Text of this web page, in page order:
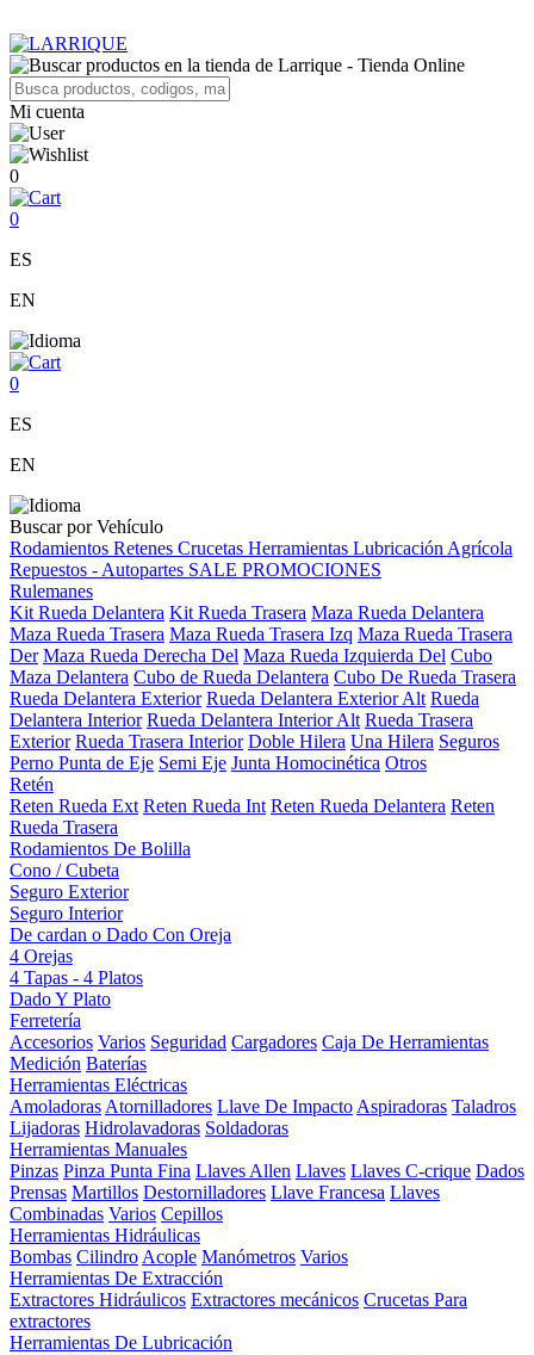
Mi cuenta
0
0
ES
EN
0
ES
EN
Buscar por Vehículo
Rodamientos Retenes Crucetas Herramientas Lubricación Agrícola
Repuestos - Autopartes SALE PROMOCIONES
Rulemanes
Kit Rueda Delantera Kit Rueda Trasera Maza Rueda Delantera
Maza Rueda Trasera Maza Rueda Trasera Izq Maza Rueda Trasera
Der Maza Rueda Derecha Del Maza Rueda Izquierda Del Cubo
Maza Delantera Cubo de Rueda Delantera Cubo De Rueda Trasera
Rueda Delantera Exterior Rueda Delantera Exterior Alt Rueda
Delantera Interior Rueda Delantera Interior Alt Rueda Trasera
Exterior Rueda Trasera Interior Doble Hilera Una Hilera Seguros
Perno Punta de Eje Semi Eje Junta Homocinética Otros
Retén
Reten Rueda Ext Reten Rueda Int Reten Rueda Delantera Reten
Rueda Trasera
Rodamientos De Bolilla
Cono / Cubeta
Seguro Exterior
Seguro Interior
De cardan o Dado Con Oreja
4 Orejas
4 Tapas - 4 Platos
Dado Y Plato
Ferretería
Accesorios Varios Seguridad Cargadores Caja De Herramientas
Medición Baterías
Herramientas Eléctricas
Amoladoras Atornilladores Llave De Impacto Aspiradoras Taladros
Lijadoras Hidrolavadoras Soldadoras
Herramientas Manuales
Pinzas Pinza Punta Fina Llaves Allen Llaves Llaves C-crique Dados
Prensas Martillos Destornilladores Llave Francesa Llaves
Combinadas Varios Cepillos
Herramientas Hidráulicas
Bombas Cilindro Acople Manómetros Varios
Herramientas De Extracción
Extractores Hidráulicos Extractores mecánicos Crucetas Para
extractores
Herramientas De Lubricación